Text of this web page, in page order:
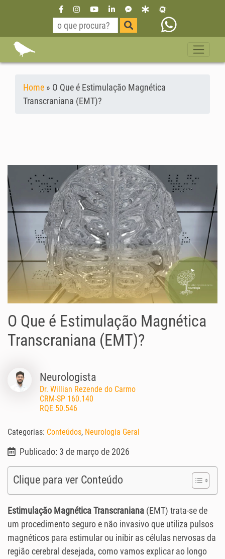
Home » O Que é Estimulação Magnética
Transcraniana (EMT)?
O Que é Estimulação Magnética
Transcraniana (EMT)?
Neurologista
Dr. Willian Rezende do Carmo
CRM-SP 160.140
RQE 50.546
Categorias: Conteúdos, Neurologia Geral
Publicado: 3 de março de 2026
Clique para ver Conteúdo
Estimulação Magnética Transcraniana (EMT) trata-se de
um procedimento seguro e não invasivo que utiliza pulsos
magnéticos para estimular ou inibir as células nervosas da
região cerebral desejada, como vamos explicar ao longo